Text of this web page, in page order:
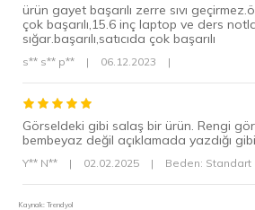
ürün gayet başarılı zerre sıvı
çok başarılı,15.6 inç laptop ve ders
sığar.başarılı,satıcıda çok başarılı
s** s** p** | 06.12.2023 |
Görseldeki gibi salaş bir ürün. Rengi
bembeyaz değil açıklamada yazdığı
Y** N** | 02.02.2025 | Beden: Standart
Kaynak: Trendyol